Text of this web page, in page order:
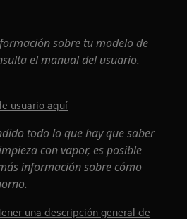
sobre tu modelo de
el manual del usuario.
usuario aquí
todo lo que hay que saber
con vapor, es posible
información sobre cómo
una descripción general de